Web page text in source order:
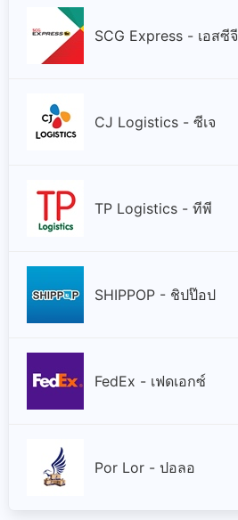
SCG Express - เอสซีจี
CJ Logistics - ซีเจ
TP Logistics - ทีพี
SHIPPOP - ชิปป๊อป
FedEx - เฟดเอกซ์
Por Lor - ปอลอ